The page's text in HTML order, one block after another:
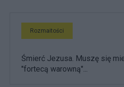
Rozmaitości
Śmierć Jezusa. Muszę się
"fortecą warowną"...